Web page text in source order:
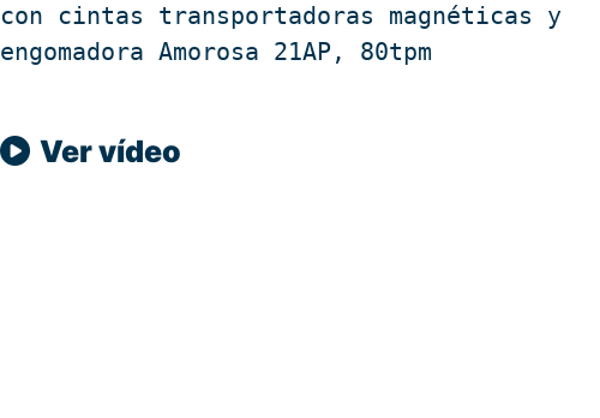
con cintas transportadoras magnéticas y
engomadora Amorosa 21AP, 80tpm
Ver vídeo